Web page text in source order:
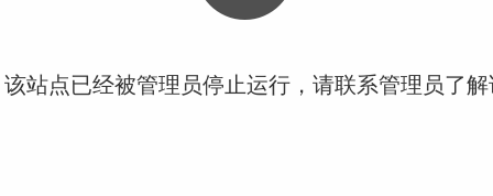
站点已经被管理员停止运行，请联系管理员了